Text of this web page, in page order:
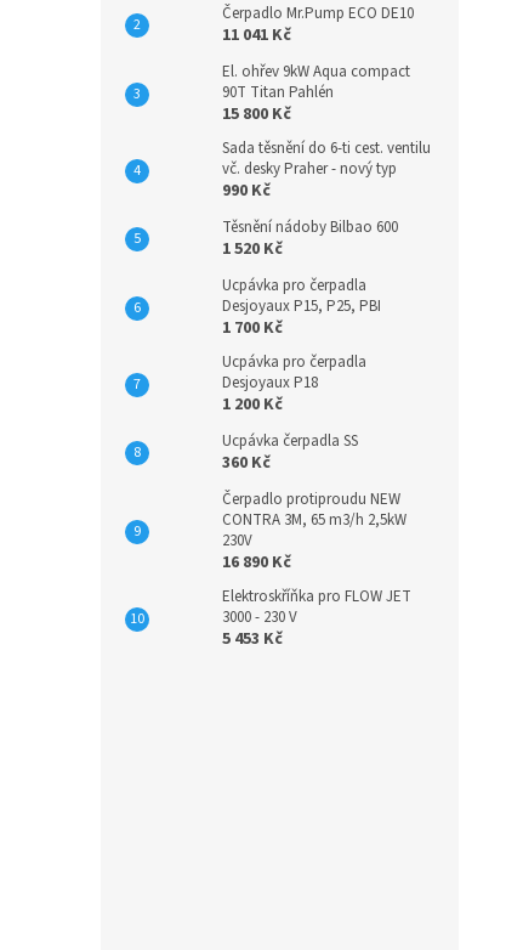
Čerpadlo Mr.Pump ECO DE10
11 041 Kč
El. ohřev 9kW Aqua compact
90T Titan Pahlén
15 800 Kč
Sada těsnění do 6-ti cest. ventilu
vč. desky Praher - nový typ
990 Kč
Těsnění nádoby Bilbao 600
1 520 Kč
Ucpávka pro čerpadla
Desjoyaux P15, P25, PBI
1 700 Kč
Ucpávka pro čerpadla
Desjoyaux P18
1 200 Kč
Ucpávka čerpadla SS
360 Kč
Čerpadlo protiproudu NEW
CONTRA 3M, 65 m3/h 2,5kW
230V
16 890 Kč
Elektroskříňka pro FLOW JET
3000 - 230 V
5 453 Kč